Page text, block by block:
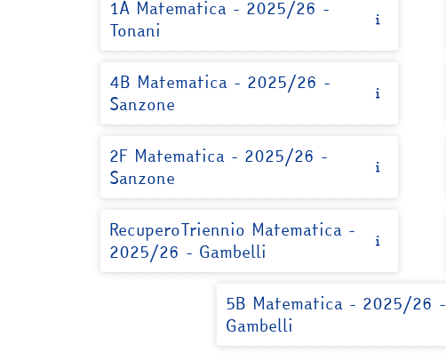
1A Matematica - 2025/26 -
Tonani
4B Matematica - 2025/26 -
Sanzone
2F Matematica - 2025/26 -
Sanzone
RecuperoTriennio Matematica -
2025/26 - Gambelli
5B Matematica - 2025/26 -
Gambelli